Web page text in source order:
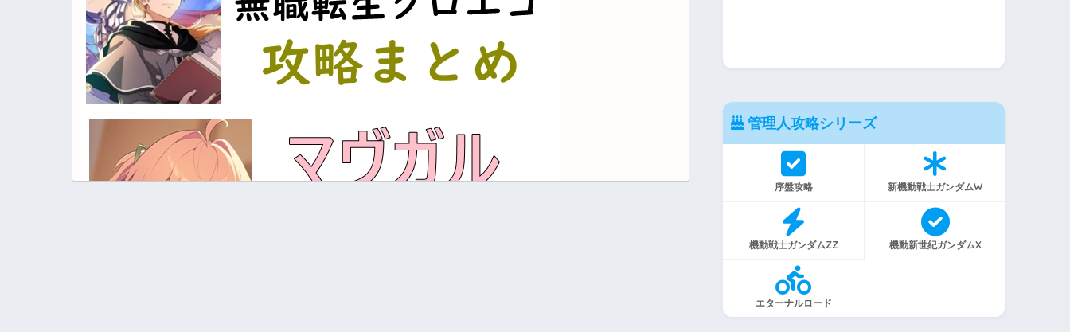
管理人攻略シリーズ
序盤攻略 新機動戦士ガンダムW
機動戦士ガンダムZZ 機動新世紀ガンダムX
エターナルロード